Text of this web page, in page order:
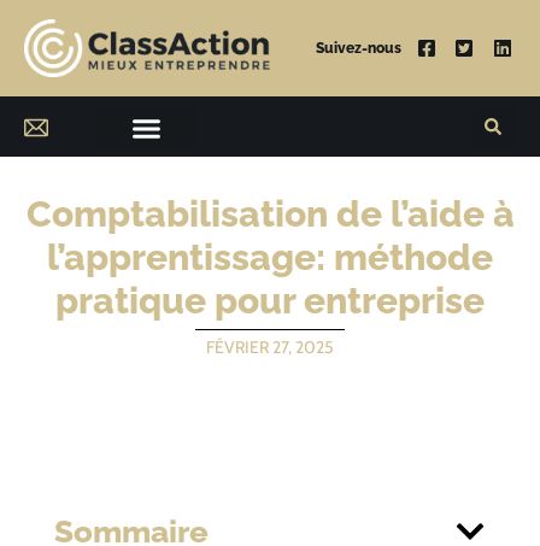
Suivez-nous
Comptabilisation de l’aide à
l’apprentissage: méthode
pratique pour entreprise
FÉVRIER 27, 2025
Sommaire